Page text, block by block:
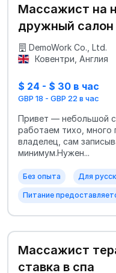
Массажист на
дружный салон
DemoWork Co., Ltd.
Ковентри, Англия
$ 24 - $ 30 в час
GBP 18 - GBP 22 в час
Привет — небольшой
работаем тихо, много
владелец, сам
минимум.Нужен...
Без опыта Для
Питание
Массажист
ставка в спа